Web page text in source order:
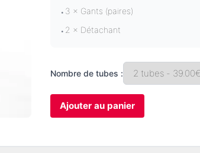
• 3 × Gants (paires)
• 2 × Détachant
Nombre de tubes :
Ajouter au panier